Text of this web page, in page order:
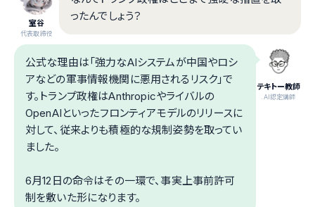
室谷
代表取締役
ったんでしょう？
テキトー教師
.AI認定講師
公式な理由は「強力なAIシステムが中国やロシ
アなどの軍事情報機関に悪用されるリスク」で
す。トランプ政権はAnthropicやライバルの
OpenAIといったフロンティアモデルのリリースに
対して、従来よりも積極的な規制姿勢を取ってい
ました。
6月12日の命令はその一環で、事実上事前許可
制を敷いた形になります。